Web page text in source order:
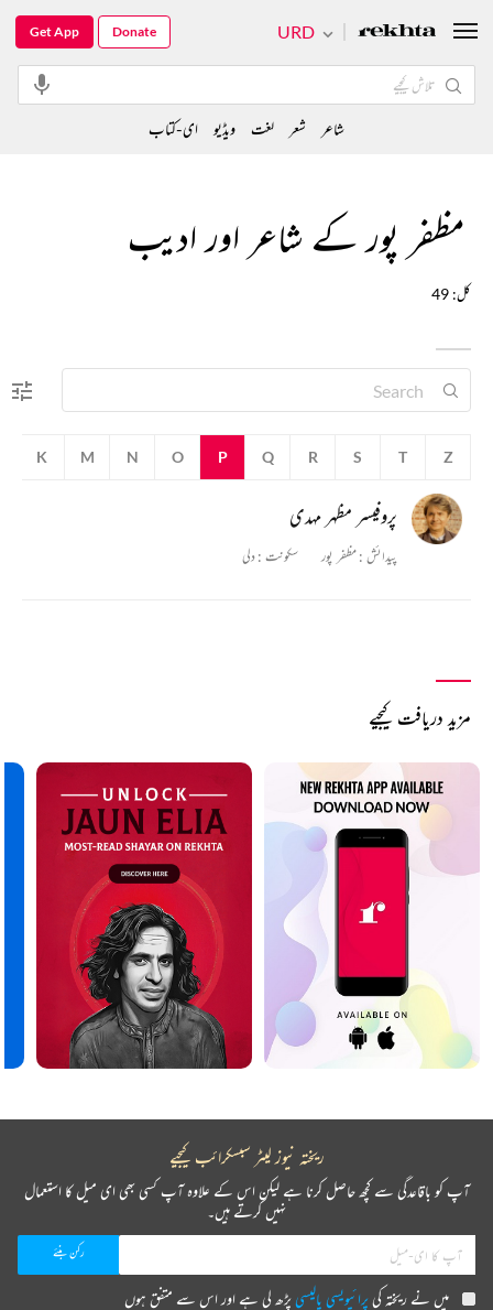
مظفر پور کے شاعر اور ادیب
کل: 49
K M N O P Q R S T Z
پروفیسر مظہر مہدی
پیدائش :مظفر پور سکونت :دلی
مزید دریافت کیجیے
URD
Get App Donate
شاعر شعر لغت ویڈیو ای-کتاب
ریختہ نیوز لیٹر سبسکرائب کیجیے
آپ کو باقاعدگی سے کچھ حاصل کرنا ہے لیکن اس کے علاوہ آپ کسی بھی ای میل کا استعمال
نہیں کرتے ہیں۔
میں نے ریختہ کیپرائیویسی پالیسیپڑھ لی ہے اور اس سے متفق ہوں